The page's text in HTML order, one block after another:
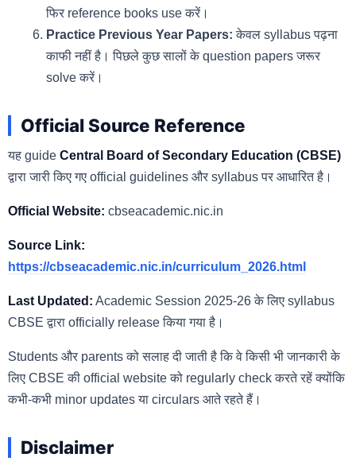
फिर reference books use करें।
Practice Previous Year Papers: केवल syllabus पढ़ना
काफी नहीं है। पिछले कुछ सालों के question papers जरूर
solve करें।
Official Source Reference
यह guide Central Board of Secondary Education (CBSE)
द्वारा जारी किए गए official guidelines और syllabus पर आधारित है।
Official Website: cbseacademic.nic.in
Source Link:
https://cbseacademic.nic.in/curriculum_2026.html
Last Updated: Academic Session 2025-26 के लिए syllabus
CBSE द्वारा officially release किया गया है।
Students और parents को सलाह दी जाती है कि वे किसी भी जानकारी के
लिए CBSE की official website को regularly check करते रहें क्योंकि
कभी-कभी minor updates या circulars आते रहते हैं।
Disclaimer